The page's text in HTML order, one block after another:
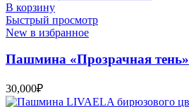
В корзину
Быстрый просмотр
New в избранное
Пашмина «Прозрачная тень»
30,000₽